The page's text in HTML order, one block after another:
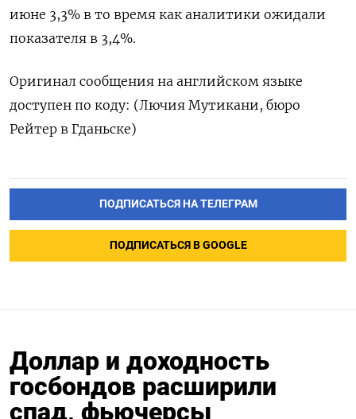
июне 3,3% в то время как аналитики ожидали
показателя в 3,4%.
Оригинал сообщения на английском языке
доступен по коду: (Лючия Мутикани, бюро
Рейтер в Гданьске)
ПОДПИСАТЬСЯ НА ТЕЛЕГРАМ
ПОДПИСАТЬСЯ В GOOGLE
Доллар и доходность
госбондов расширили
спад, фьючерсы